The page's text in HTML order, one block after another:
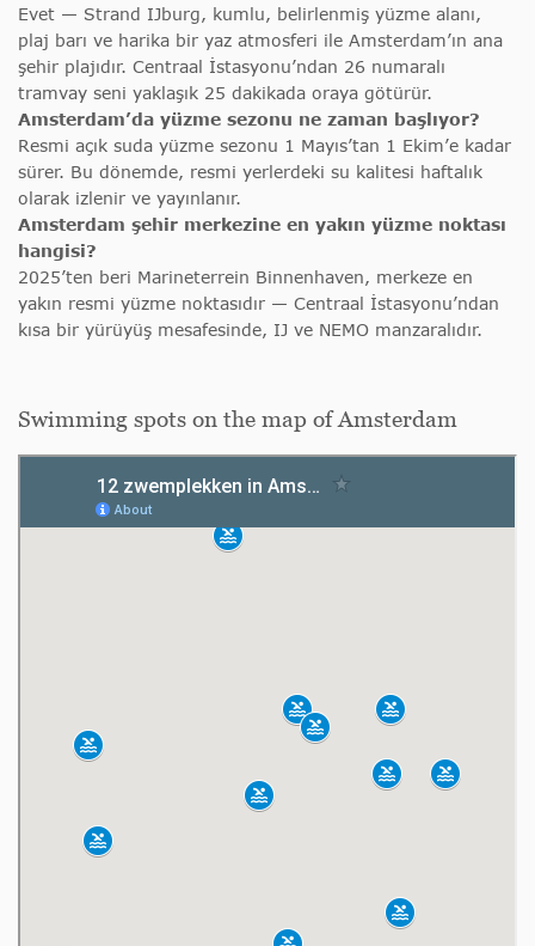
Evet — Strand IJburg, kumlu, belirlenmiş yüzme alanı,
plaj barı ve harika bir yaz atmosferi ile Amsterdam’ın ana
şehir plajıdır. Centraal İstasyonu’ndan 26 numaralı
tramvay seni yaklaşık 25 dakikada oraya götürür.
Amsterdam’da yüzme sezonu ne zaman başlıyor?
Resmi açık suda yüzme sezonu 1 Mayıs’tan 1 Ekim’e kadar
sürer. Bu dönemde, resmi yerlerdeki su kalitesi haftalık
olarak izlenir ve yayınlanır.
Amsterdam şehir merkezine en yakın yüzme noktası
hangisi?
2025’ten beri Marineterrein Binnenhaven, merkeze en
yakın resmi yüzme noktasıdır — Centraal İstasyonu’ndan
kısa bir yürüyüş mesafesinde, IJ ve NEMO manzaralıdır.
Swimming spots on the map of Amsterdam